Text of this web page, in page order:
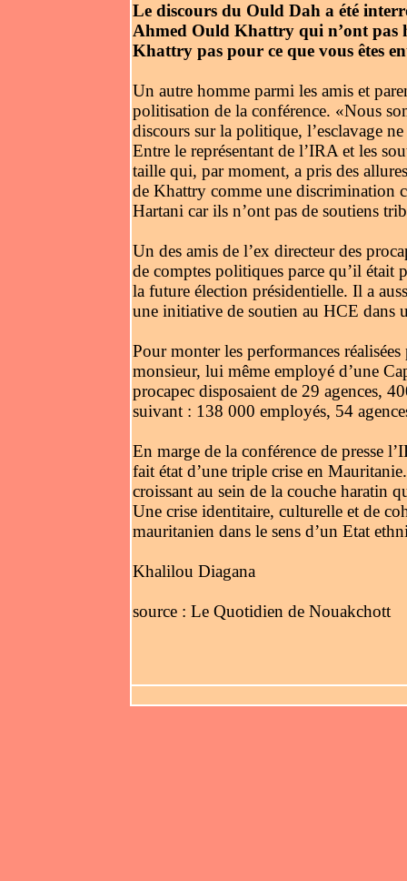
Le discours du Ould Dah a été
Ahmed Ould Khattry qui n’ont pas
Khattry pas pour ce que vous êtes
Un autre homme parmi les amis et
politisation de la conférence. «Nous
discours sur la politique, l’esclavage
Entre le représentant de l’IRA et les
taille qui, par moment, a pris des
de Khattry comme une discrimination
Hartani car ils n’ont pas de soutiens
Un des amis de l’ex directeur des
de comptes politiques parce qu’il était
la future élection présidentielle. Il a
une initiative de soutien au HCE dans
Pour monter les performances
monsieur, lui même employé d’une
procapec disposaient de 29 agences,
suivant : 138 000 employés, 54
En marge de la conférence de presse
fait état d’une triple crise en
croissant au sein de la couche haratin
Une crise identitaire, culturelle et de
mauritanien dans le sens d’un Etat
Khalilou Diagana
source : Le Quotidien de Nouakchott